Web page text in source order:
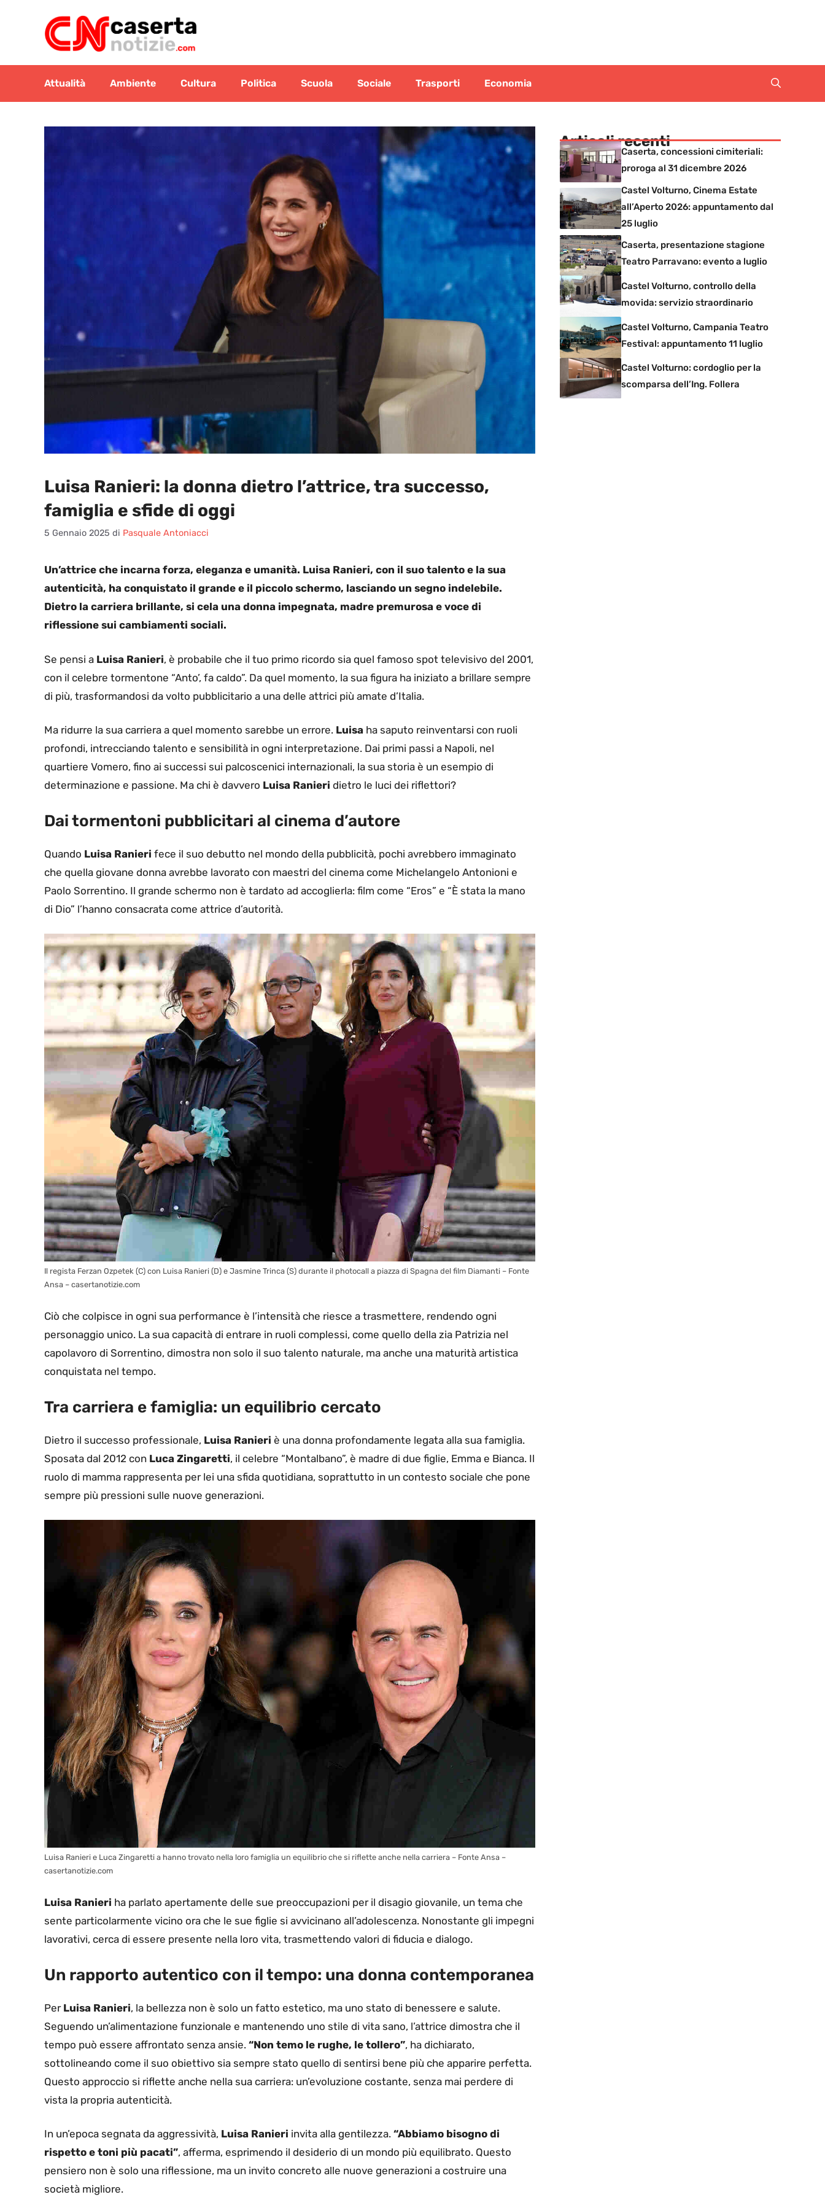
contenuto
Attualità Ambiente Cultura Politica Scuola Sociale Trasporti Economia
Luisa Ranieri: la donna dietro l’attrice, tra successo,
famiglia e sfide di oggi
5 Gennaio 2025 di Pasquale Antoniacci
Un’attrice che incarna forza, eleganza e umanità. Luisa Ranieri, con il suo talento e la sua
autenticità, ha conquistato il grande e il piccolo schermo, lasciando un segno indelebile.
Dietro la carriera brillante, si cela una donna impegnata, madre premurosa e voce di
riflessione sui cambiamenti sociali.
Se pensi a Luisa Ranieri, è probabile che il tuo primo ricordo sia quel famoso spot televisivo del 2001,
con il celebre tormentone “Anto’, fa caldo”. Da quel momento, la sua figura ha iniziato a brillare sempre
di più, trasformandosi da volto pubblicitario a una delle attrici più amate d’Italia.
Ma ridurre la sua carriera a quel momento sarebbe un errore. Luisa ha saputo reinventarsi con ruoli
profondi, intrecciando talento e sensibilità in ogni interpretazione. Dai primi passi a Napoli, nel
quartiere Vomero, fino ai successi sui palcoscenici internazionali, la sua storia è un esempio di
determinazione e passione. Ma chi è davvero Luisa Ranieri dietro le luci dei riflettori?
Dai tormentoni pubblicitari al cinema d’autore
Quando Luisa Ranieri fece il suo debutto nel mondo della pubblicità, pochi avrebbero immaginato
che quella giovane donna avrebbe lavorato con maestri del cinema come Michelangelo Antonioni e
Paolo Sorrentino. Il grande schermo non è tardato ad accoglierla: film come “Eros” e “È stata la mano
di Dio” l’hanno consacrata come attrice d’autorità.
Il regista Ferzan Ozpetek (C) con Luisa Ranieri (D) e Jasmine Trinca (S) durante il photocall a piazza di Spagna del film Diamanti – Fonte
Ansa – casertanotizie.com
Ciò che colpisce in ogni sua performance è l’intensità che riesce a trasmettere, rendendo ogni
personaggio unico. La sua capacità di entrare in ruoli complessi, come quello della zia Patrizia nel
capolavoro di Sorrentino, dimostra non solo il suo talento naturale, ma anche una maturità artistica
conquistata nel tempo.
Tra carriera e famiglia: un equilibrio cercato
Dietro il successo professionale, Luisa Ranieri è una donna profondamente legata alla sua famiglia.
Sposata dal 2012 con Luca Zingaretti, il celebre “Montalbano”, è madre di due figlie, Emma e Bianca. Il
ruolo di mamma rappresenta per lei una sfida quotidiana, soprattutto in un contesto sociale che pone
sempre più pressioni sulle nuove generazioni.
Luisa Ranieri e Luca Zingaretti a hanno trovato nella loro famiglia un equilibrio che si riflette anche nella carriera – Fonte Ansa –
casertanotizie.com
Luisa Ranieri ha parlato apertamente delle sue preoccupazioni per il disagio giovanile, un tema che
sente particolarmente vicino ora che le sue figlie si avvicinano all’adolescenza. Nonostante gli impegni
lavorativi, cerca di essere presente nella loro vita, trasmettendo valori di fiducia e dialogo.
Un rapporto autentico con il tempo: una donna contemporanea
Per Luisa Ranieri, la bellezza non è solo un fatto estetico, ma uno stato di benessere e salute.
Seguendo un’alimentazione funzionale e mantenendo uno stile di vita sano, l’attrice dimostra che il
tempo può essere affrontato senza ansie. “Non temo le rughe, le tollero”, ha dichiarato,
sottolineando come il suo obiettivo sia sempre stato quello di sentirsi bene più che apparire perfetta.
Questo approccio si riflette anche nella sua carriera: un’evoluzione costante, senza mai perdere di
vista la propria autenticità.
In un’epoca segnata da aggressività, Luisa Ranieri invita alla gentilezza. “Abbiamo bisogno di
rispetto e toni più pacati”, afferma, esprimendo il desiderio di un mondo più equilibrato. Questo
pensiero non è solo una riflessione, ma un invito concreto alle nuove generazioni a costruire una
società migliore.
Articoli recenti
Caserta, concessioni cimiteriali:
proroga al 31 dicembre 2026
Castel Volturno, Cinema Estate
all’Aperto 2026: appuntamento dal
25 luglio
Caserta, presentazione stagione
Teatro Parravano: evento a luglio
Castel Volturno, controllo della
movida: servizio straordinario
Castel Volturno, Campania Teatro
Festival: appuntamento 11 luglio
Castel Volturno: cordoglio per la
scomparsa dell’Ing. Follera